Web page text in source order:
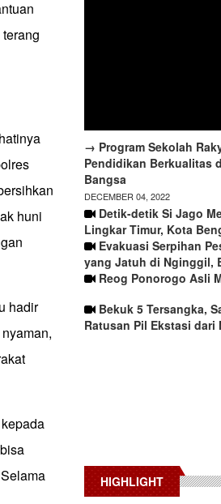
huni
hadir
→ Program Sekolah
Pendidikan Berkualitas
Bangsa
DECEMBER 04, 2022
Detik-detik Si Jago
Lingkar Timur, Kota
Evakuasi Serpihan
yang Jatuh di Nginggil,
Reog Ponorogo Asli
Bekuk 5 Tersangka,
Ratusan Pil Ekstasi dari
HIGHLIGHT